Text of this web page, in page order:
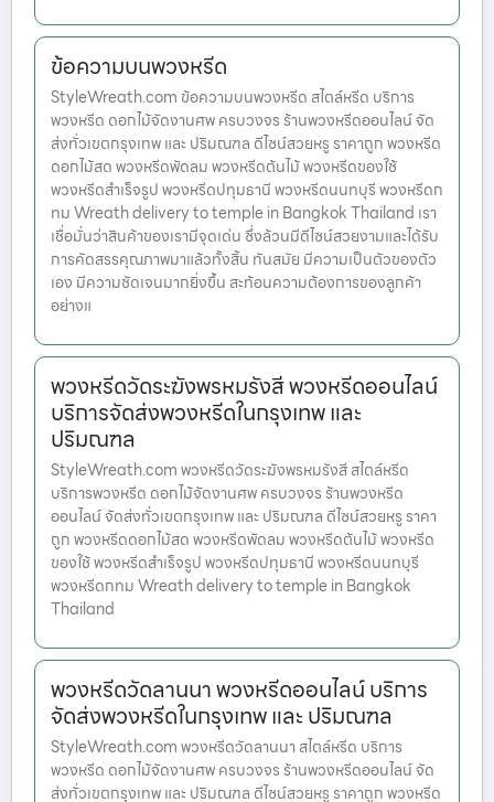
ข้อความบนพวงหรีด
StyleWreath.com ข้อความบนพวงหรีด สไตล์หรีด บริการ
พวงหรีด ดอกไม้จัดงานศพ ครบวงจร ร้านพวงหรีดออนไลน์ จัด
ส่งทั่วเขตกรุงเทพ และ ปริมณฑล ดีไซน์สวยหรู ราคาถูก พวงหรีด
ดอกไม้สด พวงหรีดพัดลม พวงหรีดต้นไม้ พวงหรีดของใช้
พวงหรีดสำเร็จรูป พวงหรีดปทุมธานี พวงหรีดนนทบุรี พวงหรีดก
ทม Wreath delivery to temple in Bangkok Thailand เรา
เชื่อมั่นว่าสินค้าของเรามีจุดเด่น ซึ่งล้วนมีดีไซน์สวยงามและได้รับ
การคัดสรรคุณภาพมาแล้วทั้งสิ้น ทันสมัย มีความเป็นตัวของตัว
เอง มีความชัดเจนมากยิ่งขึ้น สะท้อนความต้องการของลูกค้า
อย่างแ
พวงหรีดวัดระฆังพรหมรังสี พวงหรีดออนไลน์
บริการจัดส่งพวงหรีดในกรุงเทพ และ
ปริมณฑล
StyleWreath.com พวงหรีดวัดระฆังพรหมรังสี สไตล์หรีด
บริการพวงหรีด ดอกไม้จัดงานศพ ครบวงจร ร้านพวงหรีด
ออนไลน์ จัดส่งทั่วเขตกรุงเทพ และ ปริมณฑล ดีไซน์สวยหรู ราคา
ถูก พวงหรีดดอกไม้สด พวงหรีดพัดลม พวงหรีดต้นไม้ พวงหรีด
ของใช้ พวงหรีดสำเร็จรูป พวงหรีดปทุมธานี พวงหรีดนนทบุรี
พวงหรีดกทม Wreath delivery to temple in Bangkok
Thailand
พวงหรีดวัดลานนา พวงหรีดออนไลน์ บริการ
จัดส่งพวงหรีดในกรุงเทพ และ ปริมณฑล
StyleWreath.com พวงหรีดวัดลานนา สไตล์หรีด บริการ
พวงหรีด ดอกไม้จัดงานศพ ครบวงจร ร้านพวงหรีดออนไลน์ จัด
ส่งทั่วเขตกรุงเทพ และ ปริมณฑล ดีไซน์สวยหรู ราคาถูก พวงหรีด